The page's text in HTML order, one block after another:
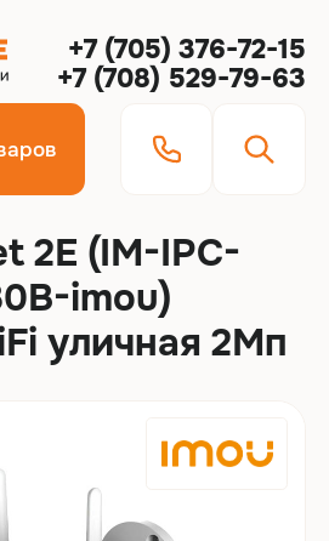
+7 (705) 376-72-15
+7 (708) 529-79-63
2E (IM-IPC-
imou)
уличная 2Мп